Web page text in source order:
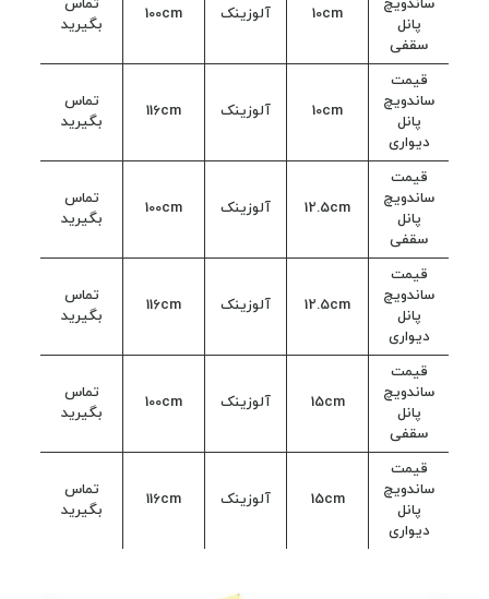
ساندویچ
پانل
سقفی
10cm آلوزینک 100cm
تماس
بگیرید
قیمت
ساندویچ
پانل
دیواری
10cm آلوزینک 116cm
تماس
بگیرید
قیمت
ساندویچ
پانل
سقفی
12.5cm آلوزینک 100cm
تماس
بگیرید
قیمت
ساندویچ
پانل
دیواری
12.5cm آلوزینک 116cm
تماس
بگیرید
قیمت
ساندویچ
پانل
سقفی
15cm آلوزینک 100cm
تماس
بگیرید
قیمت
ساندویچ
پانل
دیواری
15cm آلوزینک 116cm
تماس
بگیرید